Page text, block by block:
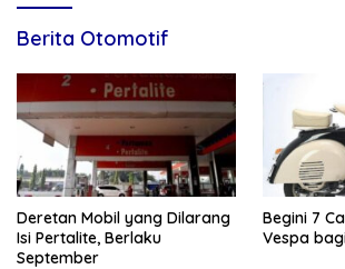
Berita Otomotif
Deretan Mobil yang Dilarang
Isi Pertalite, Berlaku
September
Begini 7
Vespa